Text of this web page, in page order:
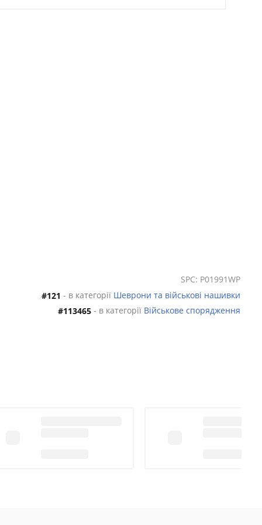
SPC: P01991WP
#121 - в категорії Шеврони та військові нашивки
#113465 - в категорії Військове спорядження